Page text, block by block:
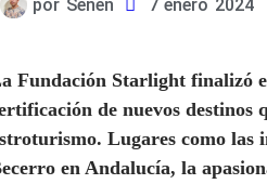
por Senen 7 enero 2024
Fundación Starlight finalizó
de nuevos destinos
Lugares como las
en Andalucía, la